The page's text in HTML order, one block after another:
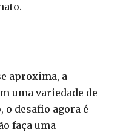
aproxima, a
uma variedade de
o desafio agora é
faça uma